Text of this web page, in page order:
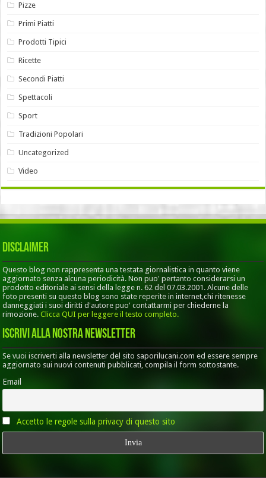
Pizze
Primi Piatti
Prodotti Tipici
Ricette
Secondi Piatti
Spettacoli
Sport
Tradizioni Popolari
Uncategorized
Video
Disclaimer
Questo blog non rappresenta una testata giornalistica in quanto viene
aggiornato senza alcuna periodicità. Non puo' pertanto considerarsi un
prodotto editoriale ai sensi della legge n. 62 del 07.03.2001. Alcune delle
foto presenti su questo blog sono state reperite in internet,chi ritenesse
danneggiati i suoi diritti d'autore puo' contattarmi per chiederne la
rimozione.Clicca QUI per leggere il testo completo.
Iscrivi alla nostra Newsletter
Se vuoi iscriverti alla newsletter del sito saporilucani.com ed essere sempre
aggiornato sui nuovi contenuti pubblicati, compila il form sottostante.
Email
Accetto le regole sulla privacy di questo sito